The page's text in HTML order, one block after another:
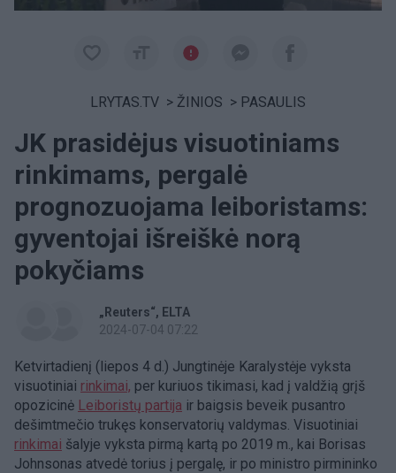
LRYTAS.TV > ŽINIOS > PASAULIS
JK prasidėjus visuotiniams
rinkimams, pergalė
prognozuojama leiboristams:
gyventojai išreiškė norą
pokyčiams
„Reuters“
ELTA
2024-07-04 07:22
Ketvirtadienį (liepos 4 d.) Jungtinėje Karalystėje vyksta
visuotiniai rinkimai, per kuriuos tikimasi, kad į valdžią grįš
opozicinė Leiboristų partija ir baigsis beveik pusantro
dešimtmečio trukęs konservatorių valdymas. Visuotiniai
rinkimai šalyje vyksta pirmą kartą po 2019 m., kai Borisas
Johnsonas atvedė torius į pergalę, ir po ministro pirmininko